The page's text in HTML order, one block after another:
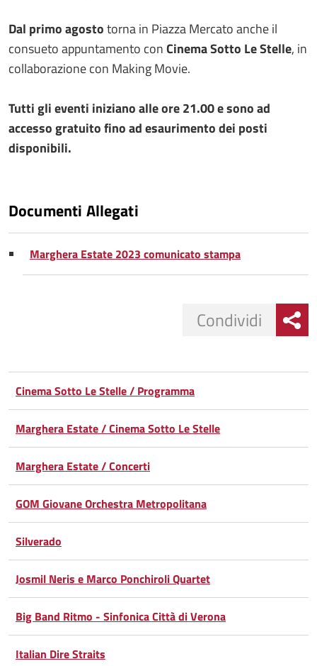
Dal primo agostotorna in Piazza Mercato anche il
consueto appuntamento conCinema Sotto Le Stelle, in
collaborazione con Making Movie.
Tutti gli eventi iniziano alle ore 21.00 e sono ad
accesso gratuito fino ad esaurimento dei posti
disponibili.
Documenti Allegati
Marghera Estate 2023 comunicato stampa
Facebook
Condividi
su
Twitter
Condividi
su
Google
Plus
Condividi
su
Whatsapp
Condividi
Cinema Sotto Le Stelle / Programma
Marghera Estate / Cinema Sotto Le Stelle
Marghera Estate / Concerti
GOM Giovane Orchestra Metropolitana
Silverado
Josmil Neris e Marco Ponchiroli Quartet
Big Band Ritmo - Sinfonica Città di Verona
Italian Dire Straits